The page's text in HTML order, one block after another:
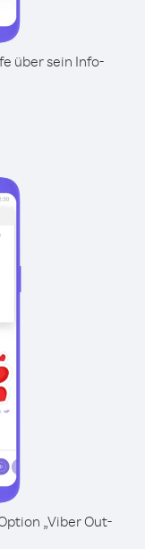
über sein Info-
„Viber Out-